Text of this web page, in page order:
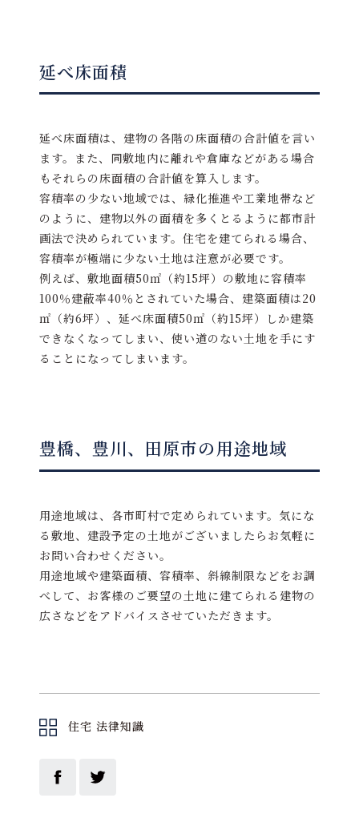
延べ床面積
延べ床面積は、建物の各階の床面積の合計値を言い
ます。また、同敷地内に離れや倉庫などがある場合
もそれらの床面積の合計値を算入します。
容積率の少ない地域では、緑化推進や工業地帯など
のように、建物以外の面積を多くとるように都市計
画法で決められています。住宅を建てられる場合、
容積率が極端に少ない土地は注意が必要です。
例えば、敷地面積50㎡（約15坪）の敷地に容積率
100％建蔽率40％とされていた場合、建築面積は20
㎡（約6坪）、延べ床面積50㎡（約15坪）しか建築
できなくなってしまい、使い道のない土地を手にす
ることになってしまいます。
豊橋、豊川、田原市の用途地域
用途地域は、各市町村で定められています。気にな
る敷地、建設予定の土地がございましたらお気軽に
お問い合わせください。
用途地域や建築面積、容積率、斜線制限などをお調
べして、お客様のご要望の土地に建てられる建物の
広さなどをアドバイスさせていただきます。
住宅 法律知識